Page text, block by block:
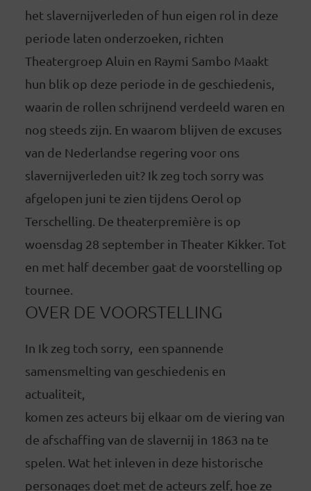
het slavernijverleden of hun eigen rol in deze
periode laten onderzoeken, richten
Theatergroep Aluin en Raymi Sambo Maakt
hun blik op deze periode in de geschiedenis,
waarin de rollen schrijnend verdeeld waren en
nog steeds zijn. En waarom blijven de excuses
van de Nederlandse regering voor ons
slavernijverleden uit? Ik zeg toch sorry was
afgelopen juni te zien tijdens Oerol op
Terschelling. De theaterpremière is op
woensdag 28 september in Theater Kikker. Tot
en met half december gaat de voorstelling op
tournee.
OVER DE VOORSTELLING
In Ik zeg toch sorry, een spannende
samensmelting van geschiedenis en
actualiteit,
komen zes acteurs bij elkaar om de viering van
de afschaffing van de slavernij in 1863 na te
spelen. Wat het inleven in deze historische
personages doet met de acteurs zelf, hoe ze